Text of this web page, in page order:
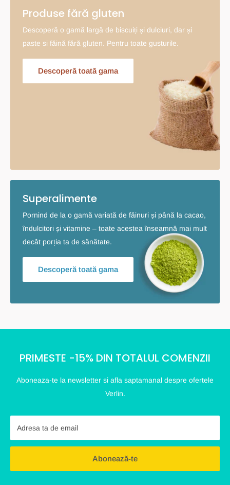
Produse fără gluten
Descoperă o gamă largă de biscuiți și dulciuri, dar și
paste si făină fără gluten. Pentru toate gusturile.
Descoperă toată gama
Superalimente
Pornind de la o gamă variată de făinuri și până la cacao,
îndulcitori și vitamine – toate acestea înseamnă mai mult
decât porția ta de sănătate.
Descoperă toată gama
PRIMESTE -15% DIN TOTALUL COMENZII
Aboneaza-te la newsletter si afla saptamanal despre ofertele
Verlin.
Adresa ta de email
Abonează-te